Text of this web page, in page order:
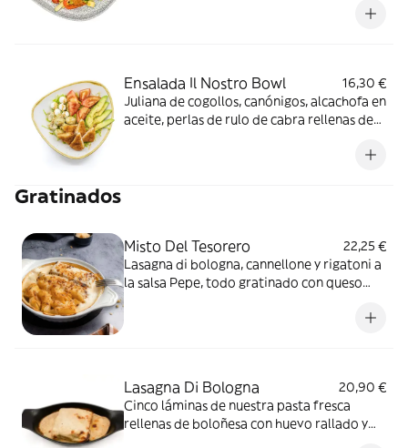
Ensalada Il Nostro Bowl
16,30 €
Juliana de cogollos, canónigos, alcachofa en
aceite, perlas de rulo de cabra rellenas de
Gratinados
Misto Del Tesorero
22,25 €
Lasagna di bologna, cannellone y rigatoni a
la salsa Pepe, todo gratinado con queso
Lasagna Di Bologna
20,90 €
Cinco láminas de nuestra pasta fresca
rellenas de boloñesa con huevo rallado y